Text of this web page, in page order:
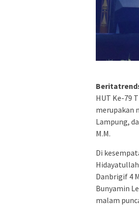
HUT Ke-79
merupakan
Lampung,
M.M.
Di
Danbrigif 4
Bunyamin
malam